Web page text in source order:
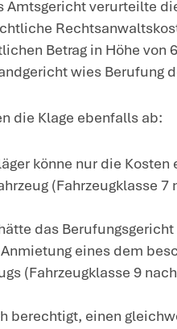
Das
110 kW
Tagen mietete
2,0l TDI 150
Anspruch auf
berechneten
nach
9 nach
der Kläger die